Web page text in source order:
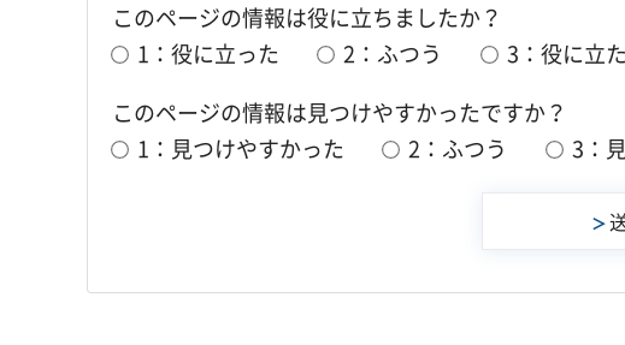
ま
す
このページの情報は役に立ちましたか？
1：役に立った
2：ふつう
3：役に立
このページの情報は見つけやすかったですか？
1：見つけやすかった
2：ふつう 3：